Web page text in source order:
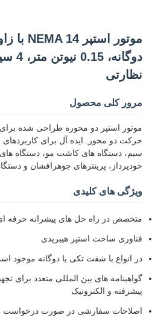
دوگانه،
نظارتی
مرور کلی محصول
موتور استپر دو محوره طراحی شده برای
حرکت دو محور. ایده آل برای
سیم، دستگاه های کاشت مو، دستگاه های
خودپرداز، پرینترهای جوهرافشان و
ویژگی های کلیدی
متخصص در راه حل های پیشرانه حرفه ای
فناوری ساخت استپر هیبریدی
در انواع با شفت تکی یا دوگانه موجود
گواهینامه های بین المللی متعدد برای
پیشرفته و الکترونیک
اصلاحات سفارشی در صورت درخواست